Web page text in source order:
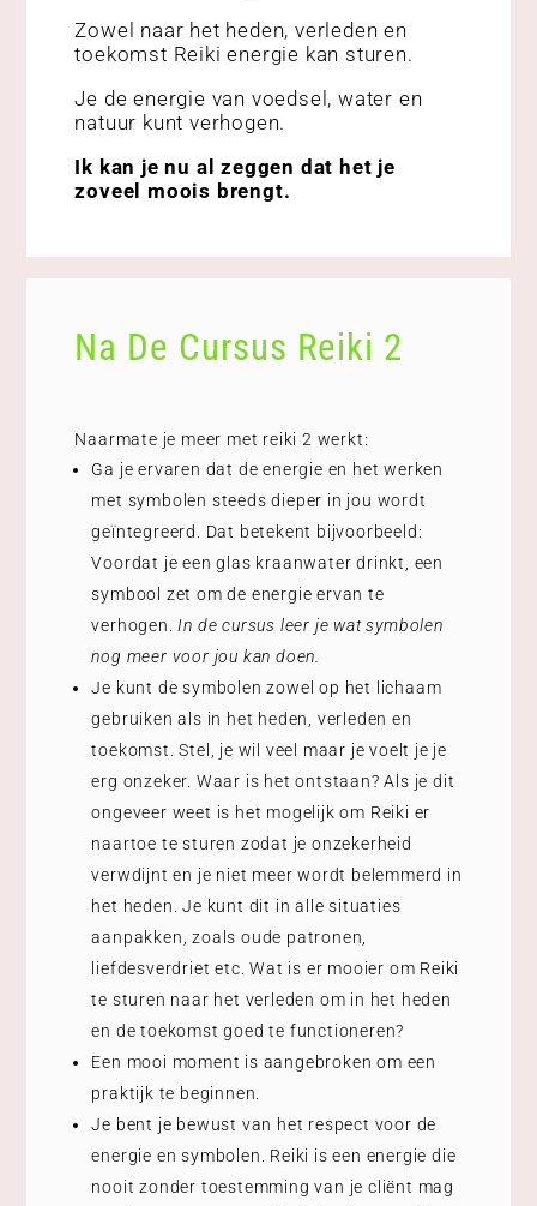
Zowel naar het heden, verleden en
toekomst Reiki energie kan sturen.
Je de energie van voedsel, water en
natuur kunt verhogen.
Ik kan je nu al zeggen dat het je
zoveel moois brengt.
Na De Cursus Reiki 2
Naarmate je meer met reiki 2 werkt:
Ga je ervaren dat de energie en het werken
met symbolen steeds dieper in jou wordt
geïntegreerd. Dat betekent bijvoorbeeld:
Voordat je een glas kraanwater drinkt, een
symbool zet om de energie ervan te
verhogen. In de cursus leer je wat symbolen
nog meer voor jou kan doen.
Je kunt de symbolen zowel op het lichaam
gebruiken als in het heden, verleden en
toekomst. Stel, je wil veel maar je voelt je je
erg onzeker. Waar is het ontstaan? Als je dit
ongeveer weet is het mogelijk om Reiki er
naartoe te sturen zodat je onzekerheid
verwdijnt en je niet meer wordt belemmerd in
het heden. Je kunt dit in alle situaties
aanpakken, zoals oude patronen,
liefdesverdriet etc. Wat is er mooier om Reiki
te sturen naar het verleden om in het heden
en de toekomst goed te functioneren?
Een mooi moment is aangebroken om een
praktijk te beginnen.
Je bent je bewust van het respect voor de
energie en symbolen. Reiki is een energie die
nooit zonder toestemming van je cliënt mag